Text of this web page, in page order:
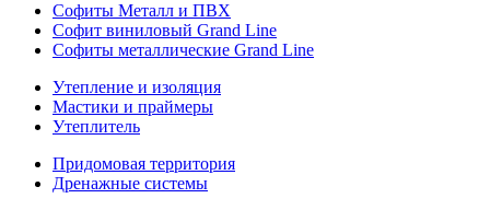
Софиты Металл и ПВХ
Софит виниловый Grand Line
Софиты металлические Grand Line
Утепление и изоляция
Мастики и праймеры
Утеплитель
Придомовая территория
Дренажные системы